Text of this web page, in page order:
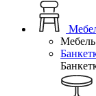
Мебель